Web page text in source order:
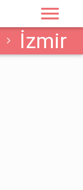
menu
İzmir